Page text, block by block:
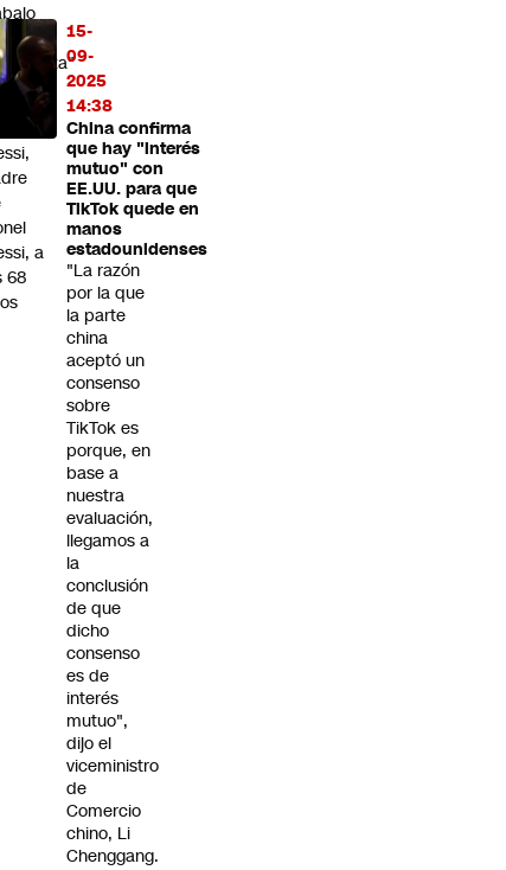
15-
09-
2025
14:38
China confirma
que hay "interés
mutuo" con
EE.UU. para que
TikTok quede en
manos
estadounidenses
"La razón
por la que
la parte
china
aceptó un
consenso
sobre
TikTok es
porque, en
base a
nuestra
evaluación,
llegamos a
la
conclusión
de que
dicho
consenso
es de
interés
mutuo",
dijo el
viceministro
de
Comercio
chino, Li
Chenggang.
a
68